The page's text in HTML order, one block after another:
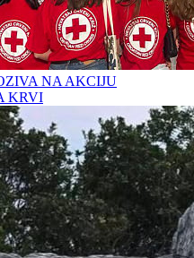
NA AKCIJU
KRVI